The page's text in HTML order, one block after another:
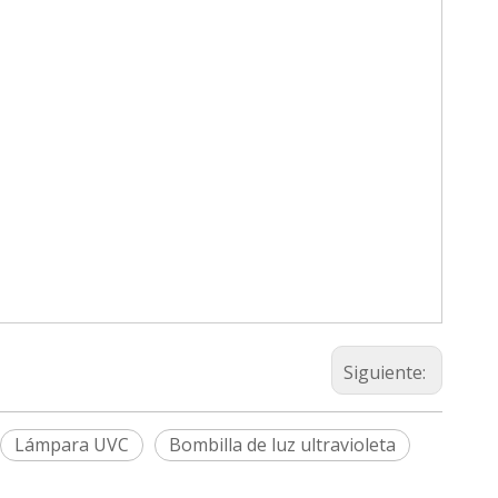
Siguiente:
Lámpara UVC
Bombilla de luz ultravioleta